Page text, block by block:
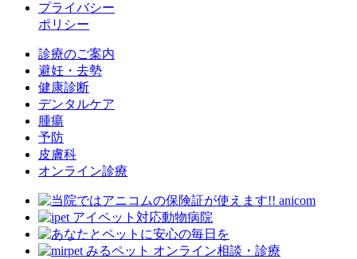
プライバシー
ポリシー
診療のご案内
避妊・去勢
健康診断
デンタルケア
腫瘍
予防
皮膚科
オンライン診療